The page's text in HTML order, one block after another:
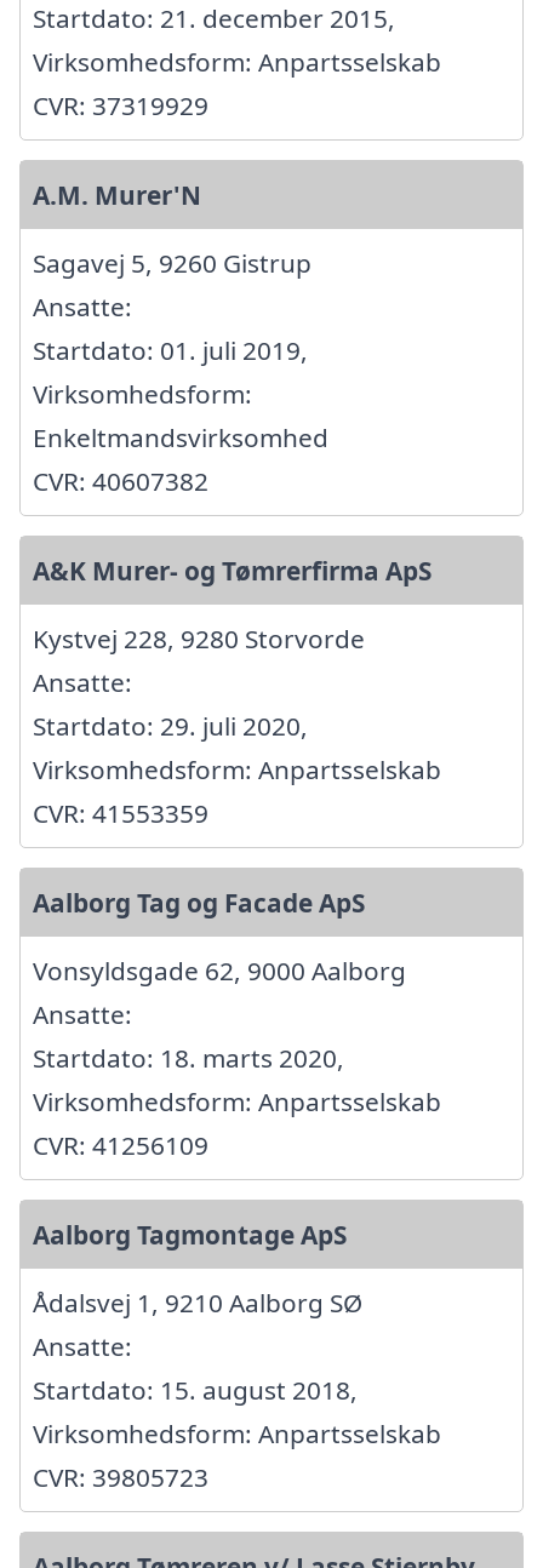
Startdato: 21. december 2015,
Virksomhedsform: Anpartsselskab
CVR: 37319929
A.M. Murer'N
Sagavej 5, 9260 Gistrup
Ansatte:
Startdato: 01. juli 2019,
Virksomhedsform:
Enkeltmandsvirksomhed
CVR: 40607382
A&K Murer- og Tømrerfirma ApS
Kystvej 228, 9280 Storvorde
Ansatte:
Startdato: 29. juli 2020,
Virksomhedsform: Anpartsselskab
CVR: 41553359
Aalborg Tag og Facade ApS
Vonsyldsgade 62, 9000 Aalborg
Ansatte:
Startdato: 18. marts 2020,
Virksomhedsform: Anpartsselskab
CVR: 41256109
Aalborg Tagmontage ApS
Ådalsvej 1, 9210 Aalborg SØ
Ansatte:
Startdato: 15. august 2018,
Virksomhedsform: Anpartsselskab
CVR: 39805723